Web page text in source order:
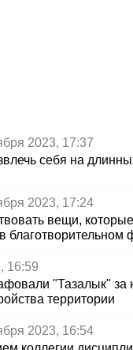
2023, 17:37
себя на
2023, 17:24
вещи, которые
благотворительном
16:59
"Тазалык" за
территории
2023, 16:54